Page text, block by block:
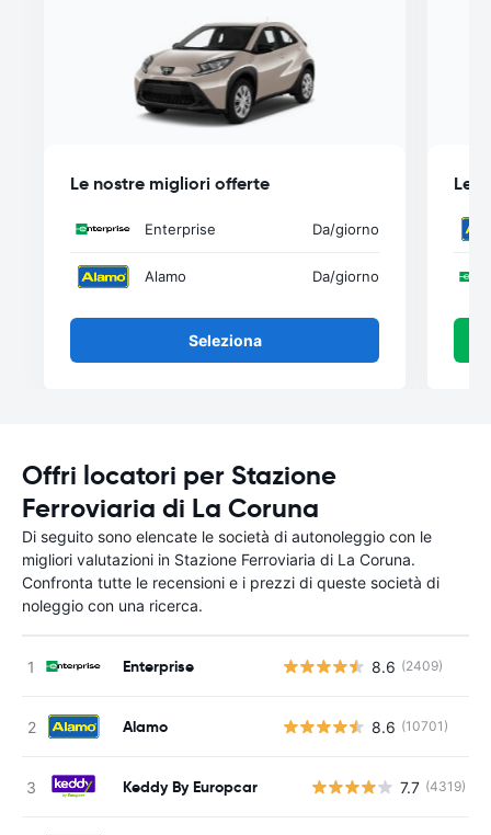
Le nostre migliori offerte
Enterprise Da/giorno
Alamo Da/giorno
Seleziona
Le
Offri locatori per Stazione
Ferroviaria di La Coruna
Di seguito sono elencate le società di autonoleggio con le
migliori valutazioni in Stazione Ferroviaria di La Coruna.
Confronta tutte le recensioni e i prezzi di queste società di
noleggio con una ricerca.
Enterprise 8.6 (2409)
Alamo 8.6 (10701)
Keddy By Europcar 7.7 (4319)